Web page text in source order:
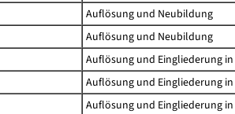
Auflösung und Neubildung
Auflösung und Neubildung
Auflösung und Eingliederung in
Auflösung und Eingliederung in
Auflösung und Eingliederung in